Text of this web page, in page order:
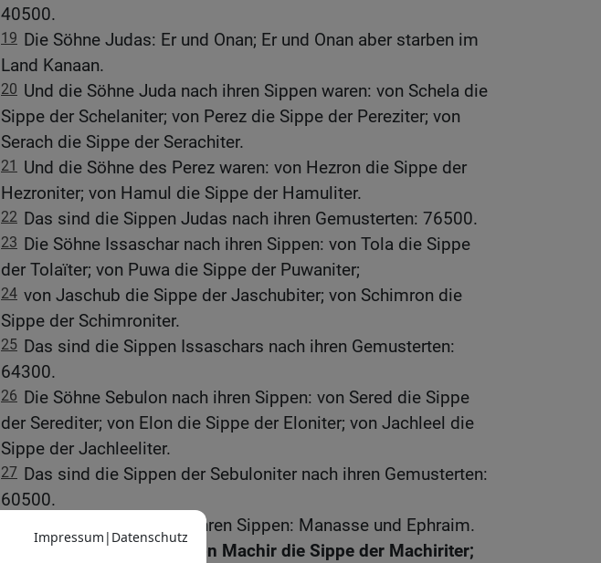
40500.
19 Die Söhne Judas: Er und Onan; Er und Onan aber starben im
Land Kanaan.
20 Und die Söhne Juda nach ihren Sippen waren: von Schela die
Sippe der Schelaniter; von Perez die Sippe der Pereziter; von
Serach die Sippe der Serachiter.
21
Und die Söhne des Perez waren: von Hezron die Sippe der
Hezroniter; von Hamul die Sippe der Hamuliter.
22 Das sind die Sippen Judas nach ihren Gemusterten: 76500.
23 Die Söhne Issaschar nach ihren Sippen: von Tola die Sippe
der Tolaïter; von Puwa die Sippe der Puwaniter;
24 von Jaschub die Sippe der Jaschubiter; von Schimron die
Sippe der Schimroniter.
25 Das sind die Sippen Issaschars nach ihren Gemusterten:
64300.
26 Die Söhne Sebulon nach ihren Sippen: von Sered die Sippe
der Serediter; von Elon die Sippe der Eloniter; von Jachleel die
Sippe der Jachleeliter.
27 Das sind die Sippen der Sebuloniter nach ihren Gemusterten:
60500.
Die Söhne Josef nach ihren Sippen: Manasse und Ephraim.
Die Söhne Manasse: von Machir die Sippe der Machiriter;